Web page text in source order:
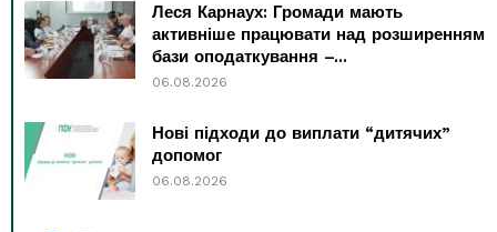
Леся Карнаух: Громади мають
активніше працювати над розширенням
бази оподаткування –...
06.08.2026
Нові підходи до виплати “дитячих”
допомог
06.08.2026